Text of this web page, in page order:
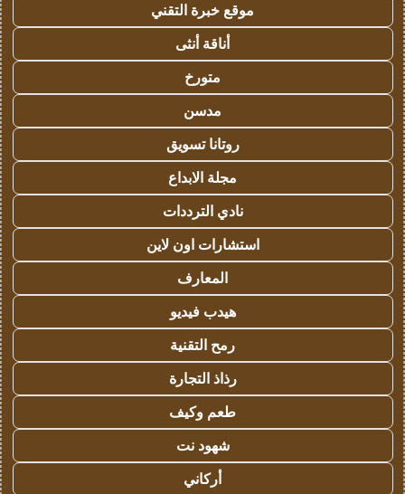
موقع خبرة التقني
أناقة أنثى
متورخ
مدسن
روتانا تسويق
مجلة الابداع
نادي الترددات
استشارات اون لاين
المعارف
هيدب فيديو
رمح التقنية
رذاذ التجارة
طعم وكيف
شهود نت
أركاني